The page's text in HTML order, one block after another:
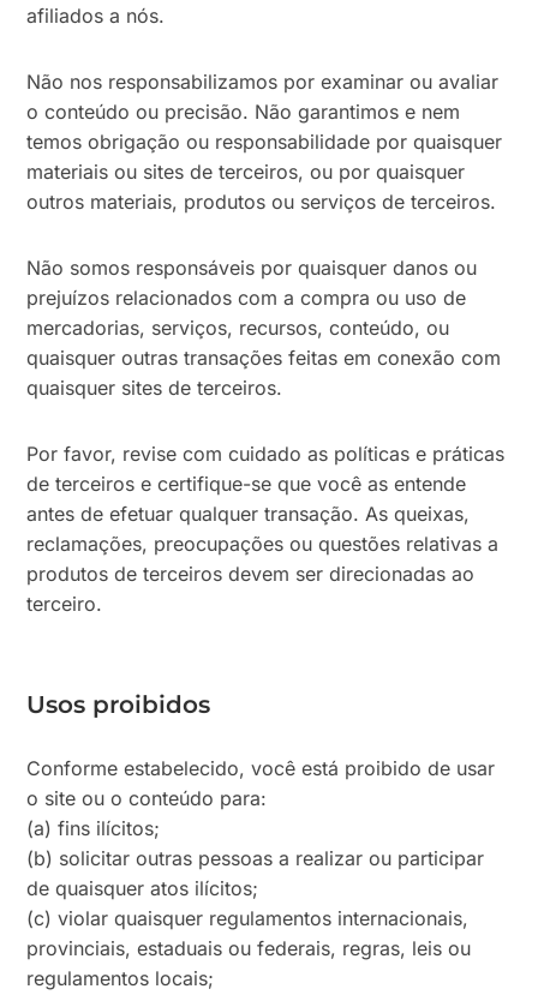
afiliados a nós.
Não nos responsabilizamos por examinar ou avaliar
o conteúdo ou precisão. Não garantimos e nem
temos obrigação ou responsabilidade por quaisquer
materiais ou sites de terceiros, ou por quaisquer
outros materiais, produtos ou serviços de terceiros.
Não somos responsáveis por quaisquer danos ou
prejuízos relacionados com a compra ou uso de
mercadorias, serviços, recursos, conteúdo, ou
quaisquer outras transações feitas em conexão com
quaisquer sites de terceiros.
Por favor, revise com cuidado as políticas e práticas
de terceiros e certifique-se que você as entende
antes de efetuar qualquer transação. As queixas,
reclamações, preocupações ou questões relativas a
produtos de terceiros devem ser direcionadas ao
terceiro.
Usos proibidos
Conforme estabelecido, você está proibido de usar
o site ou o conteúdo para:
(a) fins ilícitos;
(b) solicitar outras pessoas a realizar ou participar
de quaisquer atos ilícitos;
(c) violar quaisquer regulamentos internacionais,
provinciais, estaduais ou federais, regras, leis ou
regulamentos locais;